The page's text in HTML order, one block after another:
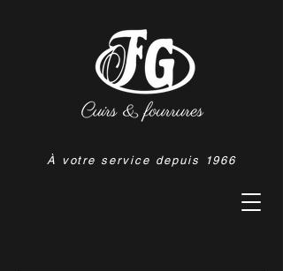
À votre service depuis 1966